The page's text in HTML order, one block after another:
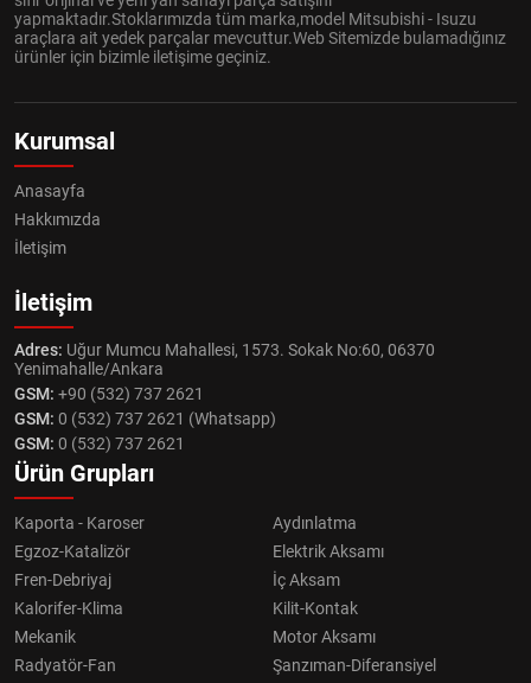
yapmaktadır.Stoklarımızda tüm marka,model Mitsubishi - Isuzu
araçlara ait yedek parçalar mevcuttur.Web Sitemizde bulamadığınız
ürünler için bizimle iletişime geçiniz.
Kurumsal
Anasayfa
Hakkımızda
İletişim
İletişim
Adres: Uğur Mumcu Mahallesi, 1573. Sokak No:60, 06370
Yenimahalle/Ankara
GSM: +90 (532) 737 2621
GSM: 0 (532) 737 2621 (Whatsapp)
GSM: 0 (532) 737 2621
Ürün Grupları
Kaporta - Karoser
Aydınlatma
Egzoz-Katalizör
Elektrik Aksamı
Fren-Debriyaj
İç Aksam
Kalorifer-Klima
Kilit-Kontak
Mekanik
Motor Aksamı
Radyatör-Fan
Şanzıman-Diferansiyel